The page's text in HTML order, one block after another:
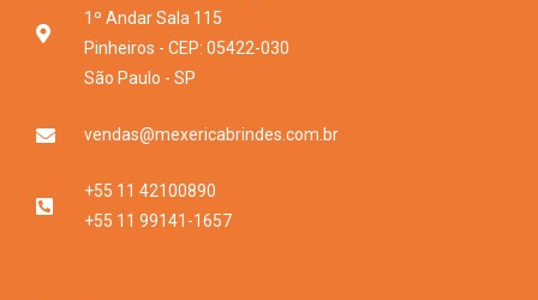
1º Andar Sala 115
Pinheiros - CEP: 05422-030
São Paulo - SP
vendas@mexericabrindes.com.br
+55 11 42100890
+55 11 99141-1657